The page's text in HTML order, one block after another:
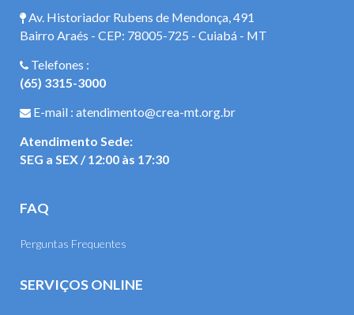
Av. Historiador Rubens de Mendonça, 491
Bairro Araés - CEP: 78005-725 - Cuiabá - MT
Telefones :
(65) 3315-3000
E-mail : atendimento@crea-mt.org.br
Atendimento Sede:
SEG a SEX / 12:00 às 17:30
FAQ
Perguntas Frequentes
SERVIÇOS ONLINE